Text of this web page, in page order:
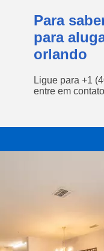
Para
para
orlando
Ligue para +1
entre em